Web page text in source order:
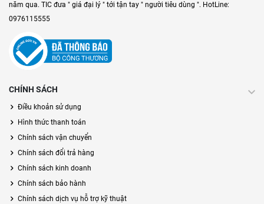
năm qua. TIC đưa " giá đại lý " tới tận tay " người tiêu dùng ". HotLine:
0976115555
CHÍNH SÁCH
Điều khoản sử dụng
Hình thức thanh toán
Chính sách vận chuyển
Chính sách đổi trả hàng
Chính sách kinh doanh
Chính sách bảo hành
Chính sách dịch vụ hỗ trợ kỹ thuật